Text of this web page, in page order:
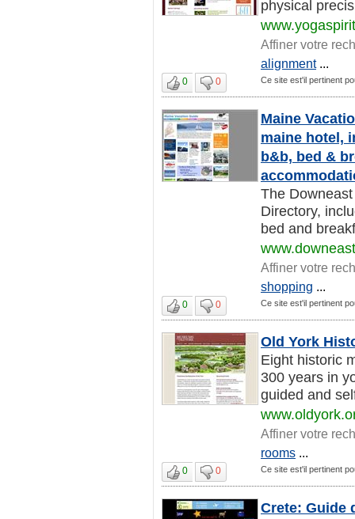
physical
Affiner votre
alignment...
0 0 Ce site est'il pertinent
Maine
maine hotel,
b&b, bed &
The
Directory,
bed and
Affiner votre
shopping ...
0 0 Ce site est'il pertinent
Old York
Eight historic
300 years in
guided and
Affiner votre
rooms ...
0 0 Ce site est'il pertinent
Crete: Guide